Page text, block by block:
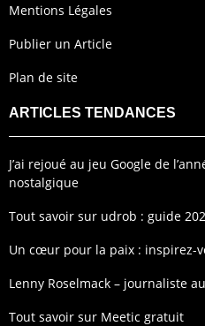
Mentions Légales
Publier un Article
Plan de site
ARTICLES TENDANCES
J’ai rejoué au jeu Google de
nostalgique
Tout savoir sur udrob : guide
Un cœur pour la paix : inspirez-
Lenny Roselmack – journaliste
Tout savoir sur Meetic gratuit